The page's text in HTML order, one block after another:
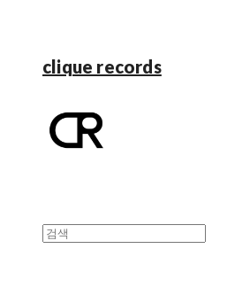
clique records